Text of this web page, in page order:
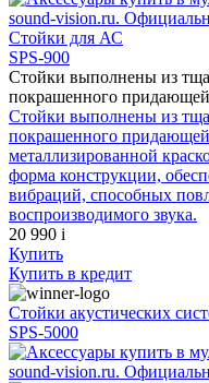
Стойки для АС
SPS-900
Стойки выполнены из
покрашенного
Стойки выполнены из
покрашенного
металлизированной
форма конструкции,
вибраций, способных
воспроизводимого звука.
20 990 i
Купить
Купить в кредит
Стойки акустических
SPS-5000